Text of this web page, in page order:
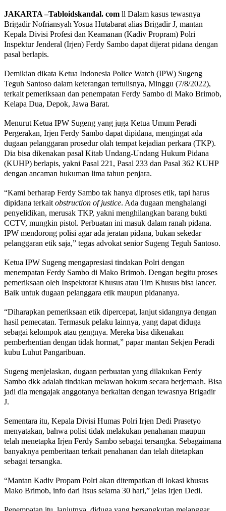
JAKARTA –Tabloidskandal. com ll Dalam kasus tewasnya
Brigadir Nofriansyah Yosua Hutabarat alias Brigadir J, mantan
Kepala Divisi Profesi dan Keamanan (Kadiv Propram) Polri
Inspektur Jenderal (Irjen) Ferdy Sambo dapat dijerat pidana dengan
pasal berlapis.
Demikian dikata Ketua Indonesia Police Watch (IPW) Sugeng
Teguh Santoso dalam keterangan tertulisnya, Minggu (7/8/2022),
terkait pemeriksaan dan penempatan Ferdy Sambo di Mako Brimob,
Kelapa Dua, Depok, Jawa Barat.
Menurut Ketua IPW Sugeng yang juga Ketua Umum Peradi
Pergerakan, Irjen Ferdy Sambo dapat dipidana, mengingat ada
dugaan pelanggaran prosedur olah tempat kejadian perkara (TKP).
Dia bisa dikenakan pasal Kitab Undang-Undang Hukum Pidana
(KUHP) berlapis, yakni Pasal 221, Pasal 233 dan Pasal 362 KUHP
dengan ancaman hukuman lima tahun penjara.
“Kami berharap Ferdy Sambo tak hanya diproses etik, tapi harus
dipidana terkait obstruction of justice. Ada dugaan menghalangi
penyelidikan, merusak TKP, yakni menghilangkan barang bukti
CCTV, mungkin pistol. Perbuatan ini masuk dalam ranah pidana.
IPW mendorong polisi agar ada jeratan pidana, bukan sekedar
pelanggaran etik saja,” tegas advokat senior Sugeng Teguh Santoso.
Ketua IPW Sugeng mengapresiasi tindakan Polri dengan
menempatan Ferdy Sambo di Mako Brimob. Dengan begitu proses
pemeriksaan oleh Inspektorat Khusus atau Tim Khusus bisa lancer.
Baik untuk dugaan pelanggara etik maupun pidananya.
“Diharapkan pemeriksaan etik dipercepat, lanjut sidangnya dengan
hasil pemecatan. Termasuk pelaku lainnya, yang dapat diduga
sebagai kelompok atau gengnya. Mereka bisa dikenakan
pemberhentian dengan tidak hormat,” papar mantan Sekjen Peradi
kubu Luhut Pangaribuan.
Sugeng menjelaskan, dugaan perbuatan yang dilakukan Ferdy
Sambo dkk adalah tindakan melawan hokum secara berjemaah. Bisa
jadi dia mengajak anggotanya berkaitan dengan tewasnya Brigadir
J.
Sementara itu, Kepala Divisi Humas Polri Irjen Dedi Prasetyo
menyatakan, bahwa polisi tidak melakukan penahanan maupun
telah menetapka Irjen Ferdy Sambo sebagai tersangka. Sebagaimana
banyaknya pemberitaan terkait penahanan dan telah ditetapkan
sebagai tersangka.
“Mantan Kadiv Propam Polri akan ditempatkan di lokasi khusus
Mako Brimob, info dari Itsus selama 30 hari,” jelas Irjen Dedi.